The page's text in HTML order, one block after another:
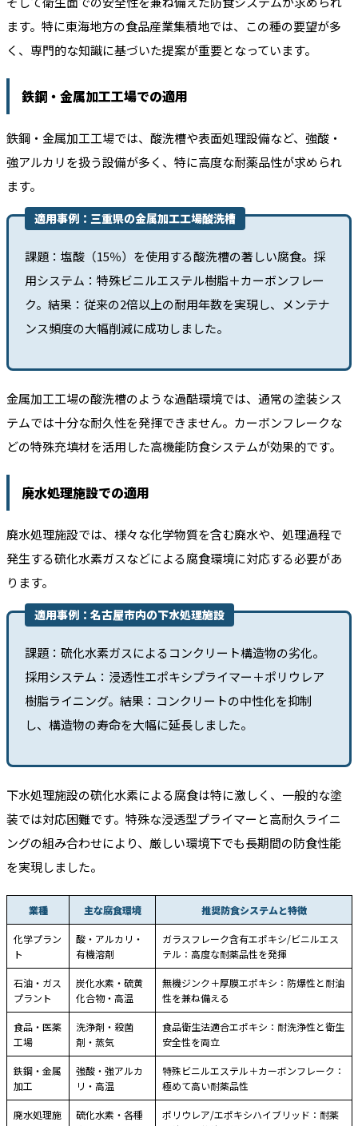
ます。特に東海地方の食品産業集積地では、この種の要望が多
く、専門的な知識に基づいた提案が重要となっています。
鉄鋼・金属加工工場での適用
鉄鋼・金属加工工場では、酸洗槽や表面処理設備など、強酸・
強アルカリを扱う設備が多く、特に高度な耐薬品性が求められ
ます。
適用事例：三重県の金属加工工場酸洗槽
課題：塩酸（15％）を使用する酸洗槽の著しい腐食。採
用システム：特殊ビニルエステル樹脂＋カーボンフレー
ク。結果：従来の2倍以上の耐用年数を実現し、メンテナ
ンス頻度の大幅削減に成功しました。
金属加工工場の酸洗槽のような過酷環境では、通常の塗装シス
テムでは十分な耐久性を発揮できません。カーボンフレークな
どの特殊充填材を活用した高機能防食システムが効果的です。
廃水処理施設での適用
廃水処理施設では、様々な化学物質を含む廃水や、処理過程で
発生する硫化水素ガスなどによる腐食環境に対応する必要があ
ります。
適用事例：名古屋市内の下水処理施設
課題：硫化水素ガスによるコンクリート構造物の劣化。
採用システム：浸透性エポキシプライマー＋ポリウレア
樹脂ライニング。結果：コンクリートの中性化を抑制
し、構造物の寿命を大幅に延長しました。
下水処理施設の硫化水素による腐食は特に激しく、一般的な塗
装では対応困難です。特殊な浸透型プライマーと高耐久ライニ
ングの組み合わせにより、厳しい環境下でも長期間の防食性能
を実現しました。
業種 主な腐食環境 推奨防食システムと特徴
化学プラン
ト
酸・アルカリ・
有機溶剤
ガラスフレーク含有エポキシ/ビニルエス
テル：高度な耐薬品性を発揮
石油・ガス
プラント
炭化水素・硫黄
化合物・高温
無機ジンク＋厚膜エポキシ：防爆性と耐油
性を兼ね備える
食品・医薬
工場
洗浄剤・殺菌
剤・蒸気
食品衛生法適合エポキシ：耐洗浄性と衛生
安全性を両立
鉄鋼・金属
加工
強酸・強アルカ
リ・高温
特殊ビニルエステル＋カーボンフレーク：
極めて高い耐薬品性
廃水処理施
硫化水素・各種
ポリウレア/エポキシハイブリッド：耐薬